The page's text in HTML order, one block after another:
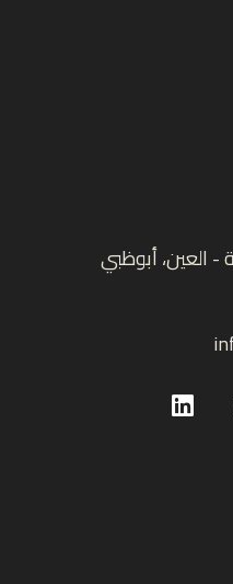
العين، أبوظبي